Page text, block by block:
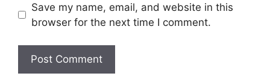
Save my name, email, and website in this
browser for the next time I comment.